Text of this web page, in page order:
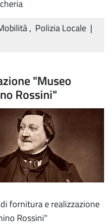
, Polizia Locale |
"Museo
Rossini"
fornitura e realizzazione
Rossini"